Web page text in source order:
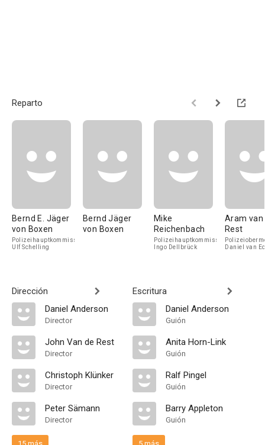
Reparto
Bernd E. Jäger
von Boxen
Polizeihauptkommissar
Ulf Schelling
Bernd Jäger
von Boxen
Mike
Reichenbach
Polizeihauptkommissar
Ingo Dellbrück
Aram van
Rest
Daniel van
Dirección
Daniel Anderson
Director
John Van de Rest
Director
Christoph Klünker
Director
Peter Sämann
Director
Escritura
Daniel Anderson
Guión
Anita Horn-Link
Guión
Ralf Pingel
Guión
Barry Appleton
Guión